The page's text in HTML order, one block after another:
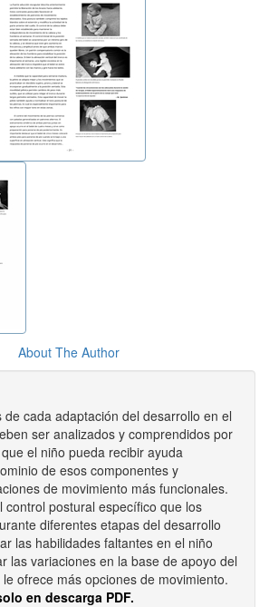
About The Author
de cada adaptación del desarrollo en el
ser analizados y comprendidos por
el niño pueda recibir ayuda
de esos componentes y
de movimiento más funcionales.
control postural específico que los
diferentes etapas del desarrollo
las habilidades faltantes en el niño
las variaciones en la base de apoyo del
ofrece más opciones de movimiento.
en descarga PDF.